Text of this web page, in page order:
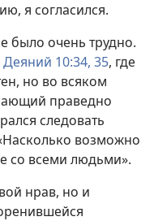
я согласился.
было очень трудно.
Деяний 10:34, 35, где
но во всяком
праведно
следовать
возможно
со всеми людьми».
нрав, но и